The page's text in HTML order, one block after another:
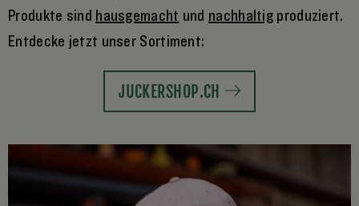
Produkte sind hausgemacht und nachhaltig produziert.
Entdecke jetzt unser Sortiment:
JUCKERSHOP.CH